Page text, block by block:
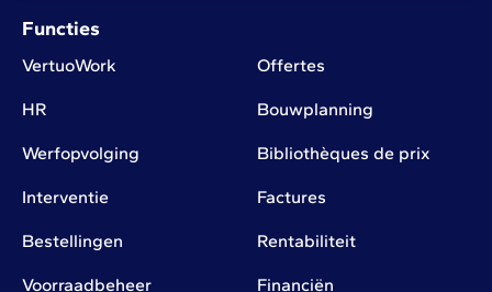
Functies
VertuoWork Offertes
HR Bouwplanning
Werfopvolging Bibliothèques de prix
Interventie Factures
Bestellingen Rentabiliteit
Voorraadbeheer Financiën